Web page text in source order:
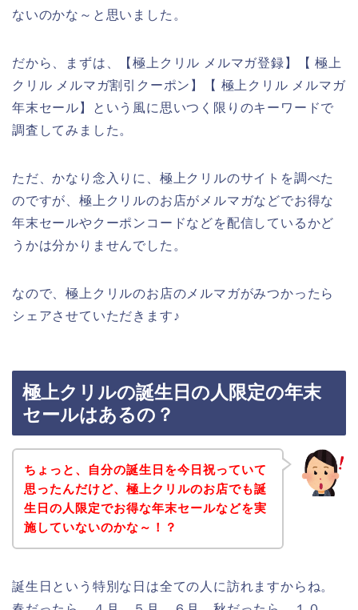
ないのかな～と思いました。
だから、まずは、【極上クリル メルマガ登録】【 極上
クリル メルマガ割引クーポン】【 極上クリル メルマガ
年末セール】という風に思いつく限りのキーワードで
調査してみました。
ただ、かなり念入りに、極上クリルのサイトを調べた
のですが、極上クリルのお店がメルマガなどでお得な
年末セールやクーポンコードなどを配信しているかど
うかは分かりませんでした。
なので、極上クリルのお店のメルマガがみつかったら
シェアさせていただきます♪
極上クリルの誕生日の人限定の年末
セールはあるの？
ちょっと、自分の誕生日を今日祝っていて
思ったんだけど、極上クリルのお店でも誕
生日の人限定でお得な年末セールなどを実
施していないのかな～！？
誕生日という特別な日は全ての人に訪れますからね。